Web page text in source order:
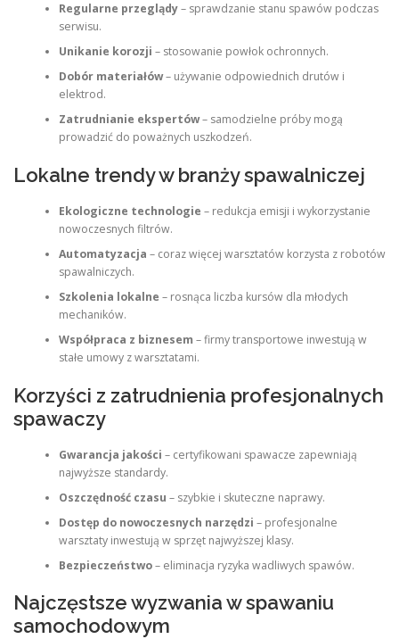
Regularne przeglądy– sprawdzanie stanu spawów podczas
serwisu.
Unikanie korozji – stosowanie powłok ochronnych.
Dobór materiałów– używanie odpowiednich drutów i
elektrod.
Zatrudnianie ekspertów– samodzielne próby mogą
prowadzić do poważnych uszkodzeń.
Lokalne trendy w branży spawalniczej
Ekologiczne technologie – redukcja emisji i wykorzystanie
nowoczesnych filtrów.
Automatyzacja – coraz więcej warsztatów korzysta z robotów
spawalniczych.
Szkolenia lokalne – rosnąca liczba kursów dla młodych
mechaników.
Współpraca z biznesem – firmy transportowe inwestują w
stałe umowy z warsztatami.
Korzyści z zatrudnienia profesjonalnych
spawaczy
Gwarancja jakości – certyfikowani spawacze zapewniają
najwyższe standardy.
Oszczędność czasu – szybkie i skuteczne naprawy.
Dostęp do nowoczesnych narzędzi – profesjonalne
warsztaty inwestują w sprzęt najwyższej klasy.
Bezpieczeństwo– eliminacja ryzyka wadliwych spawów.
Najczęstsze wyzwania w spawaniu
samochodowym